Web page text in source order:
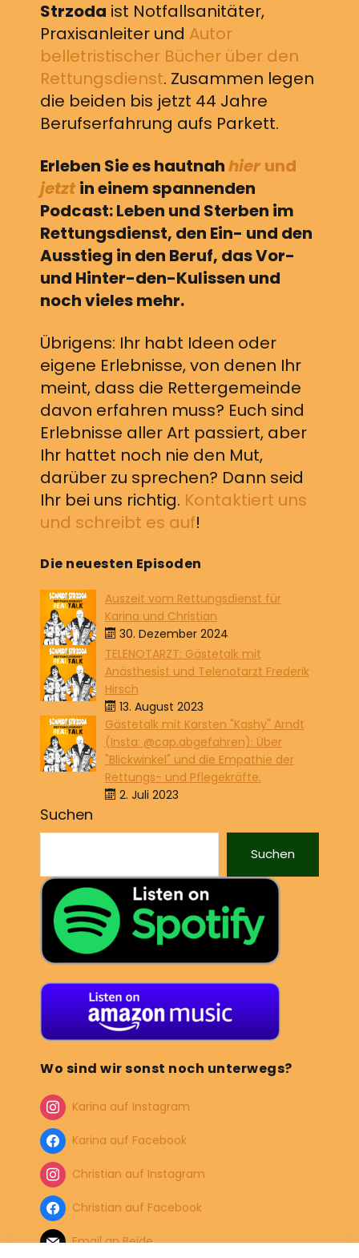
Strzoda ist Notfallsanitäter,
Praxisanleiter und Autor
belletristischer Bücher über den
Rettungsdienst. Zusammen legen
die beiden bis jetzt 44 Jahre
Berufserfahrung aufs Parkett.
Erleben Sie es hautnahhier und
jetzt in einem spannenden
Podcast: Leben und Sterben im
Rettungsdienst, den Ein- und den
Ausstieg in den Beruf, das Vor-
und Hinter-den-Kulissen und
noch vieles mehr.
Übrigens: Ihr habt Ideen oder
eigene Erlebnisse, von denen Ihr
meint, dass die Rettergemeinde
davon erfahren muss? Euch sind
Erlebnisse aller Art passiert, aber
Ihr hattet noch nie den Mut,
darüber zu sprechen? Dann seid
Ihr bei uns richtig. Kontaktiert uns
und schreibt es auf!
Die neuesten Episoden
Auszeit vom Rettungsdienst für
Karina und Christian
30. Dezember 2024
TELENOTARZT: Gästetalk mit
Anästhesist und Telenotarzt Frederik
Hirsch
13. August 2023
Gästetalk mit Karsten "Kashy" Arndt
(Insta: @cap.abgefahren): Über
"Blickwinkel" und die Empathie der
Rettungs- und Pflegekräfte.
2. Juli 2023
Suchen
Suchen
Wo sind wir sonst noch unterwegs?
Karina auf Instagram
Karina auf Facebook
Christian auf Instagram
Christian auf Facebook
Email an Beide